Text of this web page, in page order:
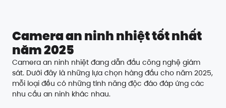
Camera an ninh nhiệt tốt nhất
năm 2025
Camera an ninh nhiệt đang dẫn đầu công nghệ giám
sát. Dưới đây là những lựa chọn hàng đầu cho năm 2025,
mỗi loại đều có những tính năng độc đáo đáp ứng các
nhu cầu an ninh khác nhau.